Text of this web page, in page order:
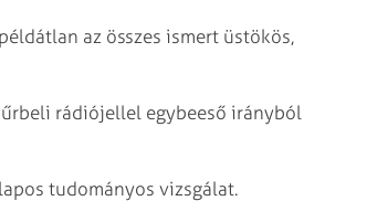
az összes ismert üstökös,
űrbeli rádiójellel egybeeső irányból
tudományos vizsgálat.